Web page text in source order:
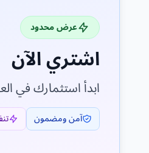
عرض محدود
اشتري الآن
ابدأ استثمارك في
آمن ومضمون